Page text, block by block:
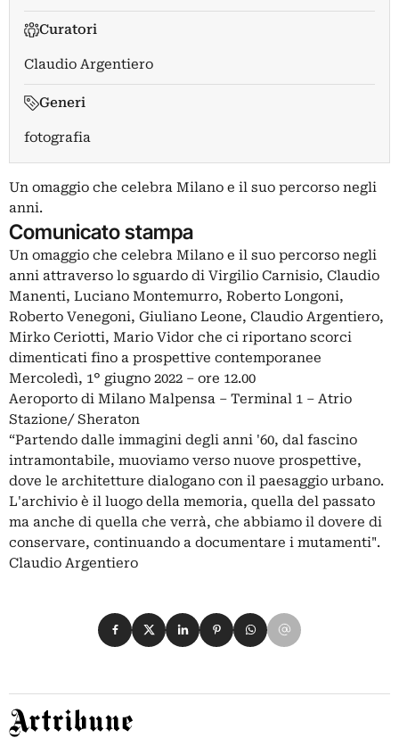
Curatori
Claudio Argentiero
Generi
fotografia
Un omaggio che celebra Milano e il suo percorso negli
anni.
Comunicato stampa
Un omaggio che celebra Milano e il suo percorso negli
anni attraverso lo sguardo di Virgilio Carnisio, Claudio
Manenti, Luciano Montemurro, Roberto Longoni,
Roberto Venegoni, Giuliano Leone, Claudio Argentiero,
Mirko Ceriotti, Mario Vidor che ci riportano scorci
dimenticati fino a prospettive contemporanee
Mercoledì, 1° giugno 2022 – ore 12.00
Aeroporto di Milano Malpensa – Terminal 1 – Atrio
Stazione/ Sheraton
“Partendo dalle immagini degli anni '60, dal fascino
intramontabile, muoviamo verso nuove prospettive,
dove le architetture dialogano con il paesaggio urbano.
L'archivio è il luogo della memoria, quella del passato
ma anche di quella che verrà, che abbiamo il dovere di
conservare, continuando a documentare i mutamenti".
Claudio Argentiero
Condividi su Facebook
Condividi su X
Condividi su LinkedIn
Condividi su Pinterest
Condividi su WhatsApp
Condividi su Email
Artribune